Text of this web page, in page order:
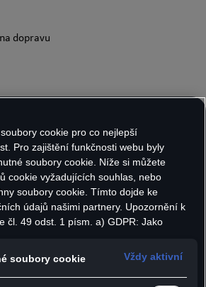
dopravu
Do košíku
volbou pro všechny fanoušky
cookie pro co nejlepší
Pro zajištění funkčnosti webu byly
soubory cookie. Níže si můžete
cookie vyžadujících souhlas, nebo
soubory cookie. Tímto dojde ke
údajů našimi partnery. Upozornění k
čl. 49 odst. 1 písm. a) GDPR: Jako
Nelze vyloučit, že společnost
smluvní partner předává osobní údaje
Google LLC). Ve Spojených
soubory cookie Vždy aktivní